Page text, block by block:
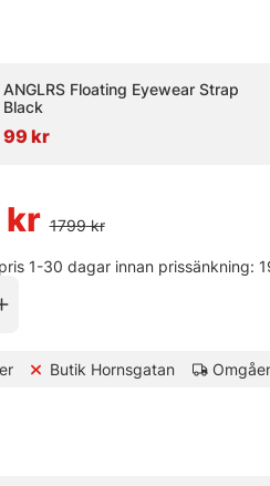
ANGLRS Floating Eyewear Strap
Black
99 kr
1799kr
kr
1-30 dagar innan prissänkning:
Butik Hornsgatan